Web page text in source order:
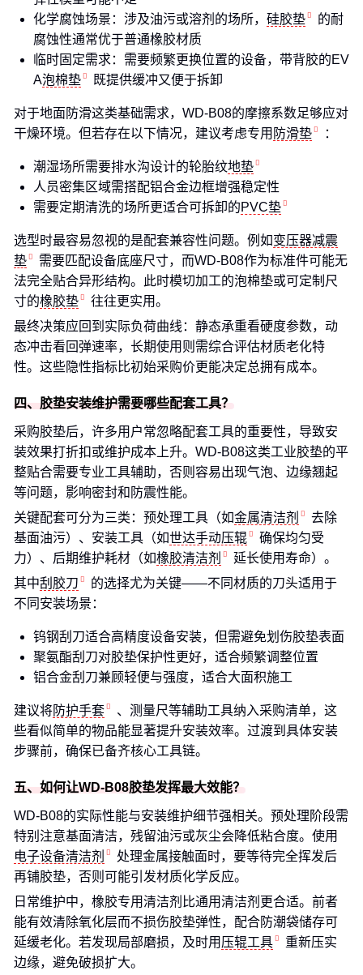
化学腐蚀场景：涉及油污或溶剂的场所， 硅胶垫
的耐
腐蚀性通常优于普通橡胶材质
临时固定需求：需要频繁更换位置的设备，带背胶的EV
A泡棉垫 既提供缓冲又便于拆卸
对于地面防滑这类基础需求，WD-B08的摩擦系数足够应对
干燥环境。但若存在以下情况，建议考虑专用 防滑垫 ：
潮湿场所需要排水沟设计的轮胎纹地垫
人员密集区域需搭配铝合金边框增强稳定性
需要定期清洗的场所更适合可拆卸的PVC垫
选型时最容易忽视的是配套兼容性问题。例如变压器减震
垫
需要匹配设备底座尺寸，而WD-B08作为标准件可能无
法完全贴合异形结构。此时模切加工的泡棉垫或可定制尺
寸的橡胶垫
往往更实用。
最终决策应回到实际负荷曲线：静态承重看硬度参数，动
态冲击看回弹速率，长期使用则需综合评估材质老化特
性。这些隐性指标比初始采购价更能决定总拥有成本。
四、胶垫安装维护需要哪些配套工具？
采购胶垫后，许多用户常忽略配套工具的重要性，导致安
装效果打折扣或维护成本上升。WD-B08这类工业胶垫的平
整贴合需要专业工具辅助，否则容易出现气泡、边缘翘起
等问题，影响密封和防震性能。
关键配套可分为三类：预处理工具（如金属清洁剂
去除
基面油污）、安装工具（如世达手动压辊
确保均匀受
力）、后期维护耗材（如橡胶清洁剂
延长使用寿命）。
其中刮胶刀
的选择尤为关键——不同材质的刀头适用于
不同安装场景：
钨钢刮刀适合高精度设备安装，但需避免划伤胶垫表面
聚氨酯刮刀对胶垫保护性更好，适合频繁调整位置
铝合金刮刀兼顾轻便与强度，适合大面积施工
建议将防护手套
、测量尺等辅助工具纳入采购清单，这
些看似简单的物品能显著提升安装效率。过渡到具体安装
步骤前，确保已备齐核心工具链。
五、如何让WD-B08胶垫发挥最大效能？
WD-B08的实际性能与安装维护细节强相关。预处理阶段需
特别注意基面清洁，残留油污或灰尘会降低粘合度。使用
电子设备清洁剂
处理金属接触面时，要等待完全挥发后
再铺胶垫，否则可能引发材质化学反应。
日常维护中，橡胶专用清洁剂比通用清洁剂更合适。前者
能有效清除氧化层而不损伤胶垫弹性，配合防潮袋储存可
延缓老化。若发现局部磨损，及时用 压辊工具
重新压实
边缘，避免破损扩大。